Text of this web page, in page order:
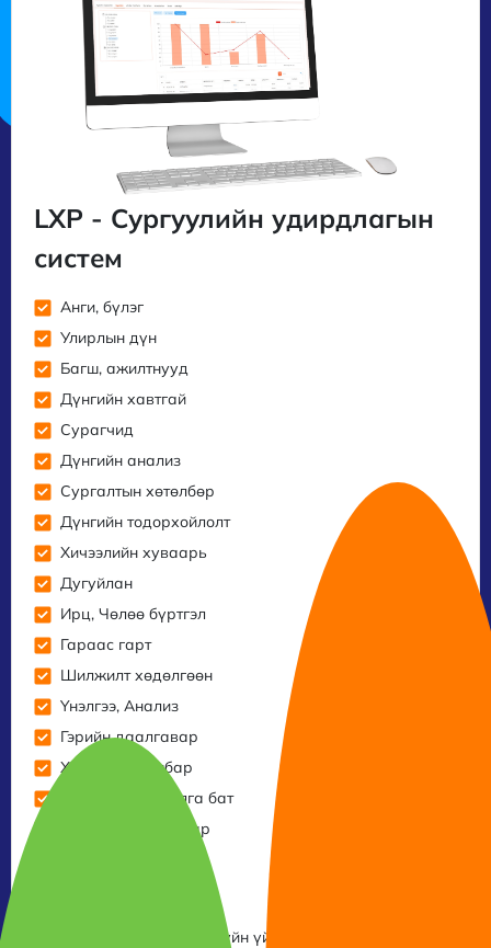
LXP - Сургуулийн удирдлагын
систем
Анги, бүлэг
Улирлын дүн
Багш, ажилтнууд
Дүнгийн хавтгай
Сурагчид
Дүнгийн анализ
Сургалтын хөтөлбөр
Дүнгийн тодорхойлолт
Хичээлийн хуваарь
Дугуйлан
Ирц, Чөлөө бүртгэл
Гараас гарт
Шилжилт хөдөлгөөн
Үнэлгээ, Анализ
Гэрийн даалгавар
Хяналтын самбар
Хүмүүжил, сахилга бат
Мэдээллийн самбар
eSchool LXP нь суралцахуйн үйл ажиллагааны өдөр